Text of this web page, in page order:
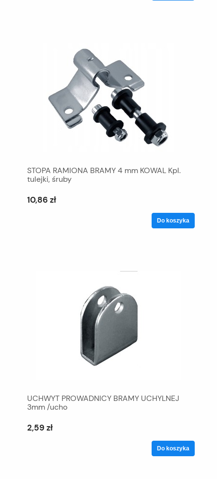
STOPA RAMIONA BRAMY 4 mm KOWAL Kpl.
tulejki, śruby
10,86 zł
Do koszyka
UCHWYT PROWADNICY BRAMY UCHYLNEJ
3mm /ucho
2,59 zł
Do koszyka